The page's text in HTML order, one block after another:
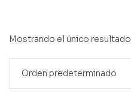
Mostrando el único resultado